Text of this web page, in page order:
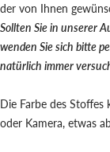
der von Ihnen
Sollten Sie in unserer
wenden Sie sich bitte
natürlich immer
Die Farbe des
oder Kamera, etwas